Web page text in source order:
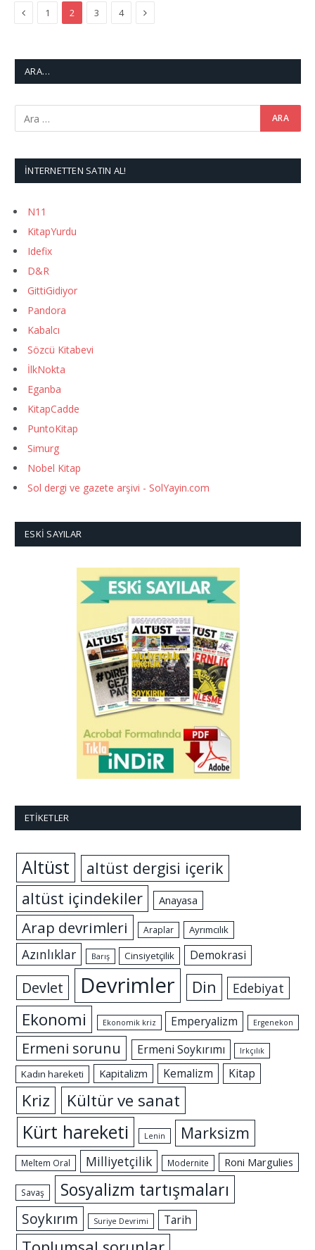
Previous
1 2 3 4 Next
ARA…
İNTERNETTEN SATIN AL!
N11
KitapYurdu
Idefix
D&R
GittiGidiyor
Pandora
Kabalcı
Sözcü Kitabevi
İlkNokta
Eganba
KitapCadde
PuntoKitap
Simurg
Nobel Kitap
Sol dergi ve gazete arşivi - SolYayin.com
ESKI SAYILAR
ETIKETLER
Altüst
altüst dergisi içerik
altüst içindekiler
Anayasa
Arap devrimleri Araplar Ayrımcılık
Azınlıklar Barış Cinsiyetçilik Demokrasi
Devlet Devrimler Din Edebiyat
Ekonomi Ekonomik kriz Emperyalizm Ergenekon
Ermeni sorunu Ermeni Soykırımı Irkçılık
Kadın hareketi Kapitalizm Kemalizm Kitap
Kriz Kültür ve sanat
Kürt hareketi Lenin Marksizm
Meltem Oral Milliyetçilik Modernite Roni Margulies
Savaş Sosyalizm tartışmaları
Soykırım Suriye Devrimi Tarih